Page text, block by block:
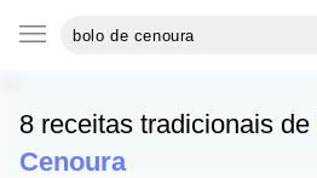
8 receitas tradicionais de
Cenoura